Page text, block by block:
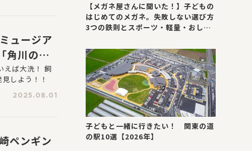
ュージア
角川の集
えば大洗！ 飼
しよう！！
2025.08.01
ペンギン
【メガネ屋さんに聞いた！】子どもの
はじめてのメガネ。失敗しない選び方
3つの鉄則とスポーツ・軽量・おしゃ
子どもと一緒に行きたい！ 関東の道
の駅10選【2026年】